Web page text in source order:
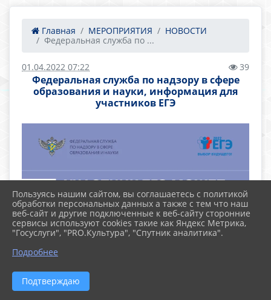
Главная МЕРОПРИЯТИЯ
НОВОСТИ
Федеральная служба по ...
01.04.2022 07:22 39
Федеральная служба по надзору в сфере
образования и науки, информация для
участников ЕГЭ
Пользуясь нашим сайтом, вы соглашаетесь с политикой
обработки персональных данных а также с тем что наш
веб-сайт и другие подключенные к веб-сайту сторонние
сервисы используют cookies такие как Яндекс Метрика,
"Госуслуги", "PRO.Культура", "Спутник аналитика".
Подробнее
Подтверждаю